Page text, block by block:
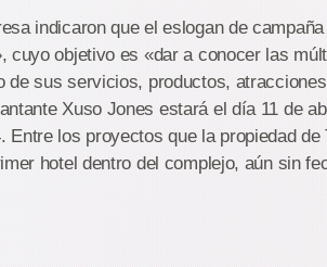
indicaron que el eslogan de
cuyo objetivo es «dar a conocer las
de sus servicios, productos,
Xuso Jones estará el día 11 de
Entre los proyectos que la propiedad
hotel dentro del complejo, aún sin